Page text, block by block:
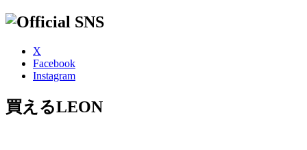
X
Facebook
Instagram
買えるLEON